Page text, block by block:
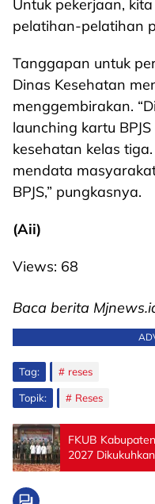
Untuk pekerjaan,
pelatihan-pelatihan
Tanggapan untuk
Dinas Kesehatan
menggembirakan.
launching kartu
kesehatan kelas
mendata
BPJS,” pungkasnya.
(Aii)
Views: 68
Baca berita
Tag: reses
Topik: Reses
FKUB
2027 Dikukuhkan